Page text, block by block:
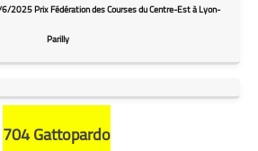
2025 Prix Fédération des Courses du Centre-Est à Lyon-
Parilly
704 Gattopardo